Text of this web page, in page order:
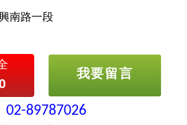
南路一段
我要留言
02-89787026